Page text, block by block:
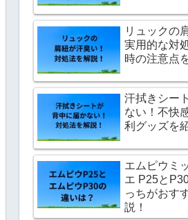
リュックの
実用的な対
時の注意点
汗拭きシー
ない！不快
利グッズを
エムピウミ
エ P25と
っちがおす
説！